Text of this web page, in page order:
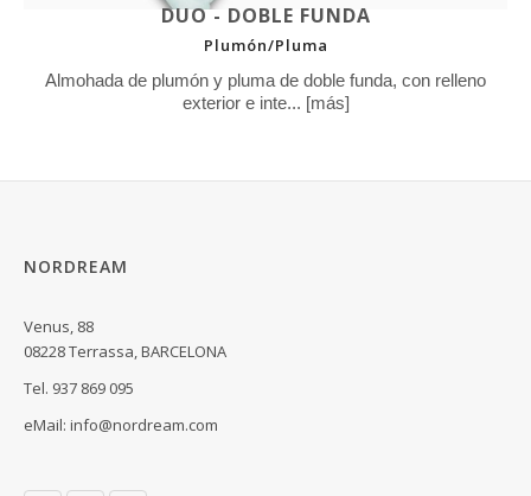
DUO - DOBLE FUNDA
Plumón/Pluma
Almohada de plumón y pluma de doble funda, con relleno
exterior e inte... [más]
NORDREAM
Venus, 88
08228 Terrassa, BARCELONA
Tel. 937 869 095
eMail: info@nordream.com